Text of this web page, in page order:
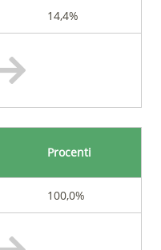
14,4%
Procenti
100,0%